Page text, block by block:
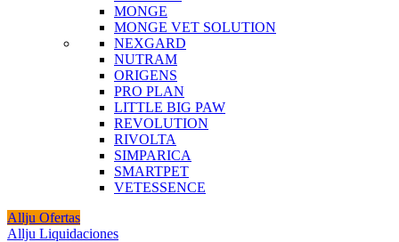
MONGE
MONGE VET SOLUTION
NEXGARD
NUTRAM
ORIGENS
PRO PLAN
LITTLE BIG PAW
REVOLUTION
RIVOLTA
SIMPARICA
SMARTPET
VETESSENCE
Allju Ofertas
Allju Liquidaciones